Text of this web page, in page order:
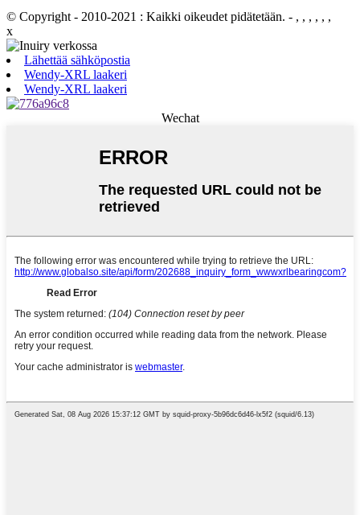
© Copyright - 2010-2021 : Kaikki oikeudet pidätetään. - , , , , , ,
x
Lähettää sähköpostia
Wendy-XRL laakeri
Wendy-XRL laakeri
Wechat